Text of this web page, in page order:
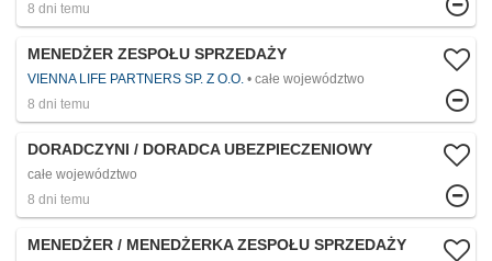
8 dni temu
MENEDŻER ZESPOŁU SPRZEDAŻY
VIENNA LIFE PARTNERS SP. Z O.O.
całe województwo
8 dni temu
DORADCZYNI / DORADCA UBEZPIECZENIOWY
całe województwo
8 dni temu
MENEDŻER / MENEDŻERKA ZESPOŁU SPRZEDAŻY